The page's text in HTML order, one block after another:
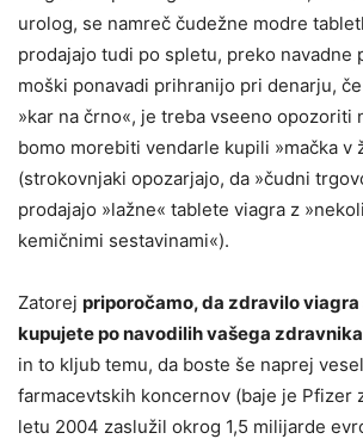
urolog, se namreč čudežne modre
prodajajo tudi po spletu, preko navadne
moški ponavadi prihranijo pri denarju,
»kar na črno«, je treba vseeno opozoriti
bomo morebiti vendarle kupili »mačka v
(strokovnjaki opozarjajo, da »čudni
prodajajo »lažne« tablete viagra z
kemičnimi sestavinami«).
Zatorej priporočamo, da zdravilo viagra
kupujete po navodilih vašega
in to kljub temu, da boste še naprej
farmacevtskih koncernov (baje je Pfizer
letu 2004 zaslužil okrog 1,5 milijarde